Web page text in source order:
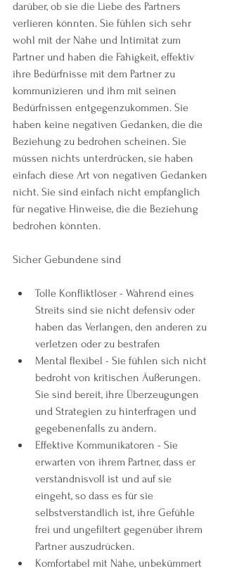
darüber, ob sie die Liebe des Partners
verlieren könnten. Sie fühlen sich sehr
wohl mit der Nähe und Intimität zum
Partner und haben die Fähigkeit, effektiv
ihre Bedürfnisse mit dem Partner zu
kommunizieren und ihm mit seinen
Bedürfnissen entgegenzukommen. Sie
haben keine negativen Gedanken, die die
Beziehung zu bedrohen scheinen. Sie
müssen nichts unterdrücken, sie haben
einfach diese Art von negativen Gedanken
nicht. Sie sind einfach nicht empfänglich
für negative Hinweise, die die Beziehung
bedrohen könnten.
Sicher Gebundene sind
Tolle Konfliktlöser - Während eines
Streits sind sie nicht defensiv oder
haben das Verlangen, den anderen zu
verletzen oder zu bestrafen
Mental flexibel - Sie fühlen sich nicht
bedroht von kritischen Äußerungen.
Sie sind bereit, ihre Überzeugungen
und Strategien zu hinterfragen und
gegebenenfalls zu ändern.
Effektive Kommunikatoren - Sie
erwarten von ihrem Partner, dass er
verständnisvoll ist und auf sie
eingeht, so dass es für sie
selbstverständlich ist, ihre Gefühle
frei und ungefiltert gegenüber ihrem
Partner auszudrücken.
Komfortabel mit Nähe, unbekümmert